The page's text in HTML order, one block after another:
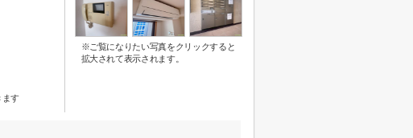
ます
※ご覧になりたい写真をクリックすると
拡大されて表示されます。